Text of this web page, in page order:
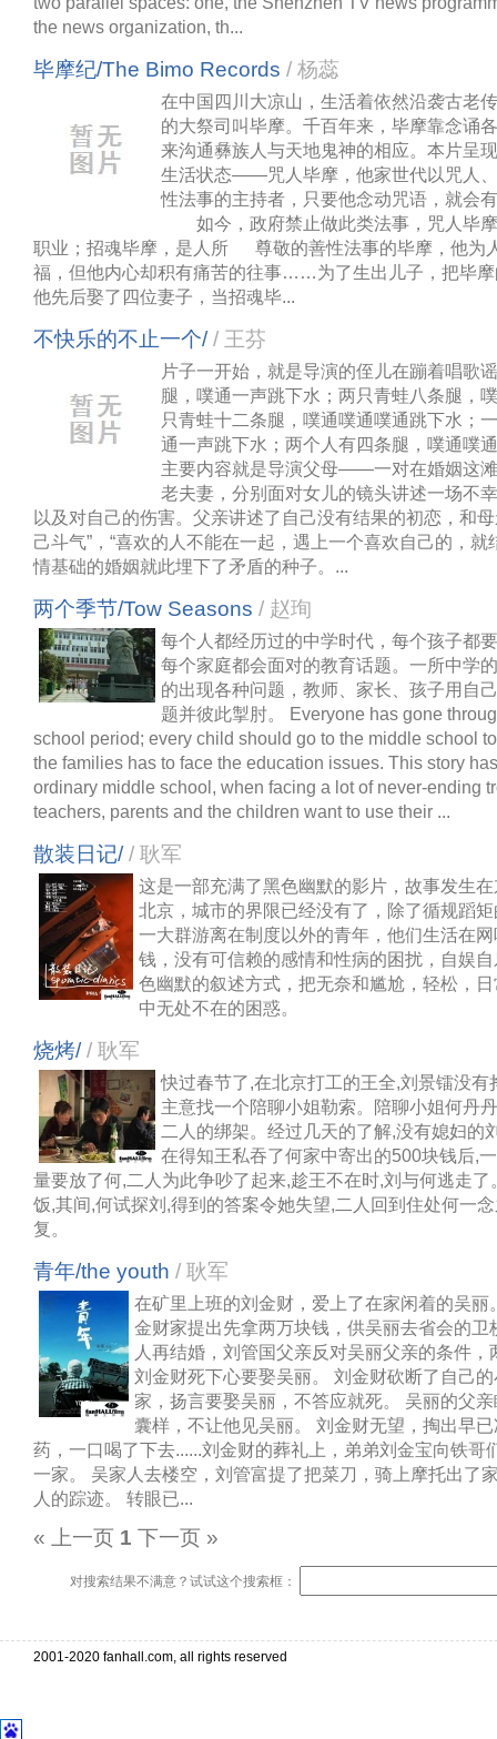
the news organization, th...
毕摩纪/The Bimo Records / 杨蕊
在中国四川大凉山，生活着依然沿袭古老
的大祭司叫毕摩。千百年来，毕摩靠念诵
来沟通彝族人与天地鬼神的相应。本片呈
生活状态——咒人毕摩，他家世代以咒人
性法事的主持者，只要他念动咒语，就
如今，政府禁止做此类法事，咒人毕摩
职业；招魂毕摩，是人所 尊敬的善性法事的毕摩，他为
福，但他内心却积有痛苦的往事……为了生出儿子，把毕
他先后娶了四位妻子，当招魂毕...
不快乐的不止一个// 王芬
片子一开始，就是导演的侄儿在蹦着唱歌
腿，噗通一声跳下水；两只青蛙八条腿，
只青蛙十二条腿，噗通噗通噗通跳下水；
通一声跳下水；两个人有四条腿，噗通噗
主要内容就是导演父母——一对在婚姻这
老夫妻，分别面对女儿的镜头讲述一场不
以及对自己的伤害。父亲讲述了自己没有结果的初恋，和
己斗气”，“喜欢的人不能在一起，遇上一个喜欢自己的，就
情基础的婚姻就此埋下了矛盾的种子。...
两个季节/Tow Seasons / 赵珣
每个人都经历过的中学时代，每个孩子都
每个家庭都会面对的教育话题。一所中学
的出现各种问题，教师、家长、孩子用自
题并彼此掣肘。 Everyone has gone
school period; every child should go to the middle school
the families has to face the education issues. This story
ordinary middle school, when facing a lot of never-ending
teachers, parents and the children want to use their ...
散装日记// 耿军
这是一部充满了黑色幽默的影片，故事发生
北京，城市的界限已经没有了，除了循规蹈
一大群游离在制度以外的青年，他们生活在
钱，没有可信赖的感情和性病的困扰，自娱
色幽默的叙述方式，把无奈和尴尬，轻松，
中无处不在的困惑。
烧烤// 耿军
快过春节了,在北京打工的王全,刘景镭没有
主意找一个陪聊小姐勒索。陪聊小姐何丹
二人的绑架。经过几天的了解,没有媳妇的
在得知王私吞了何家中寄出的500块钱后,
量要放了何,二人为此争吵了起来,趁王不在时,刘与何逃走
饭,其间,何试探刘,得到的答案令她失望,二人回到住处何一
复。
青年/the youth / 耿军
在矿里上班的刘金财，爱上了在家闲着的吴丽
金财家提出先拿两万块钱，供吴丽去省会的卫
人再结婚，刘管国父亲反对吴丽父亲的条件，
刘金财死下心要娶吴丽。 刘金财砍断了自己
家，扬言要娶吴丽，不答应就死。 吴丽的父
囊样，不让他见吴丽。 刘金财无望，掏出早已
药，一口喝了下去......刘金财的葬礼上，弟弟刘金宝向铁哥
一家。 吴家人去楼空，刘管富提了把菜刀，骑上摩托出了
人的踪迹。 转眼已...
« 上一页 1 下一页 »
对搜索结果不满意？试试这个搜索框：
2001-2020 fanhall.com, all rights reserved